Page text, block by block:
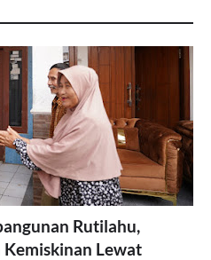
Rutilahu,
Kemiskinan Lewat